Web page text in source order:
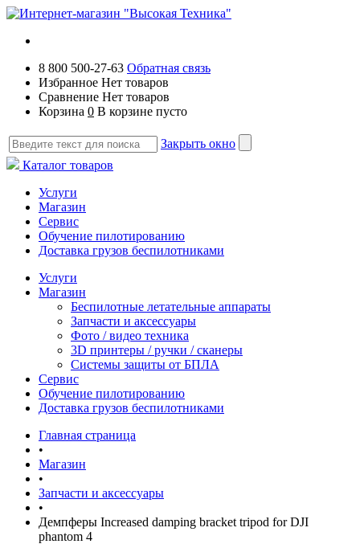
8 800 500-27-63 Обратная связь
Избранное Нет товаров
Сравнение Нет товаров
Корзина 0 В корзине пусто
Закрыть окно
Каталог товаров
Услуги
Магазин
Сервис
Обучение пилотированию
Доставка грузов беспилотниками
Услуги
Магазин
Беспилотные летательные аппараты
Запчасти и аксессуары
Фото / видео техника
3D принтеры / ручки / сканеры
Системы защиты от БПЛА
Сервис
Обучение пилотированию
Доставка грузов беспилотниками
Главная страница
•
Магазин
•
Запчасти и аксессуары
•
Демпферы Increased damping bracket tripod for DJI
phantom 4